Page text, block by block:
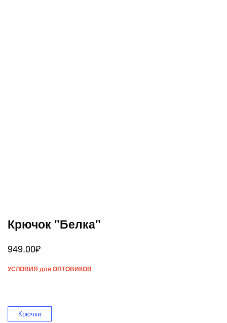
Крючок "Белка"
949.00₽
УСЛОВИЯ для ОПТОВИКОВ
Крючки